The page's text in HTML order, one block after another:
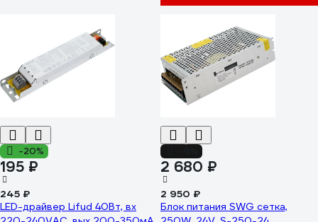
-20%
195 ₽
245 ₽
LED-драйвер Lifud 40Вт, вх
2 680 ₽
2 950 ₽
Блок питания SWG сетка,